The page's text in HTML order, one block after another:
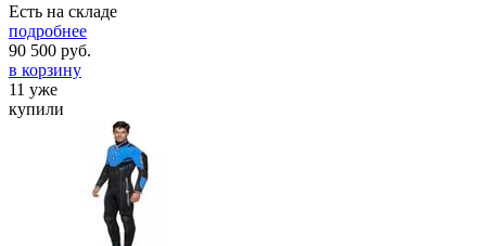
Есть на складе
подробнее
90 500 руб.
в корзину
11 уже
купили